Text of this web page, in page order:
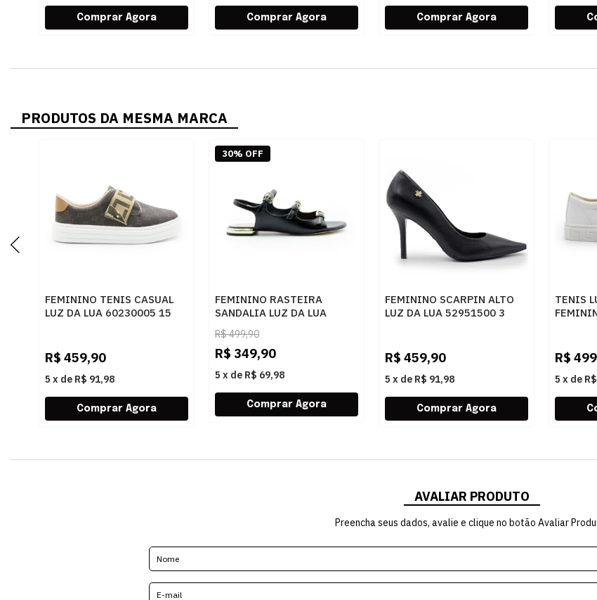
PRODUTOS DA MESMA MARCA
FEMININO TENIS CASUAL
LUZ DA LUA 60230005 15
R$ 459,90
5 x de R$ 91,98
FEMININO RASTEIRA
SANDALIA LUZ DA LUA
80270037 ATACAMA PRETO
R$499,90
R$ 349,90
5 x de R$ 69,98
30% OFF
FEMININO SCARPIN ALTO
LUZ DA LUA 52951500 3
R$ 459,90
5 x de R$ 91,98
TENIS
R$
5 x de
AVALIAR PRODUTO
Preencha seus dados, avalie e clique no botão Avaliar